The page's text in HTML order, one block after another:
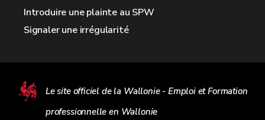
Introduire une plainte au SPW
Signaler une irrégularité
Le site officiel de la Wallonie - Emploi et Formation
professionnelle en Wallonie